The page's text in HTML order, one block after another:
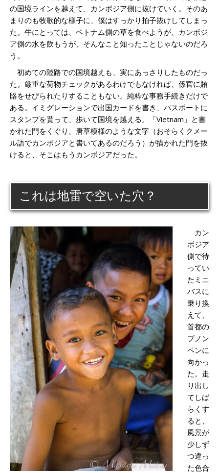
の国境ラインを越えて、カンボジア側に抜けていく。そのあ
まりのも牧歌的な様子に、僕はすっかり拍子抜けしてしまっ
た。牛にとっては、ベトナム側の草を食べようが、カンボジ
ア側の水を飲もうが、そんなこと知ったことじゃないのだろ
う。
初めての陸路での国境越えも、実にあっさりしたものだっ
た。厳重な荷物チェックがあるわけでもなければ、係官に賄
賂をせびられたりすることもない。純粋な事務手続きだけで
ある。イミグレーションで出国カードを書き、パスポートに
スタンプを貰って、歩いて国境を越える。「Vietnam」と書
かれた門をくぐり、唐草模様のような文字（おそらくクメー
ル語でカンボジアと書いてあるのだろう）が描かれた門を抜
けると、そこはもうカンボジアだった。
これは地雷で空いた穴？
カン
ボジア
側で待
ってい
たミニ
バスに
乗り換
えて、
首都の
プノン
ペンに
向かっ
た。走
り出し
てしば
らくす
ると、
風景が
少しず
つ違っ
た色合